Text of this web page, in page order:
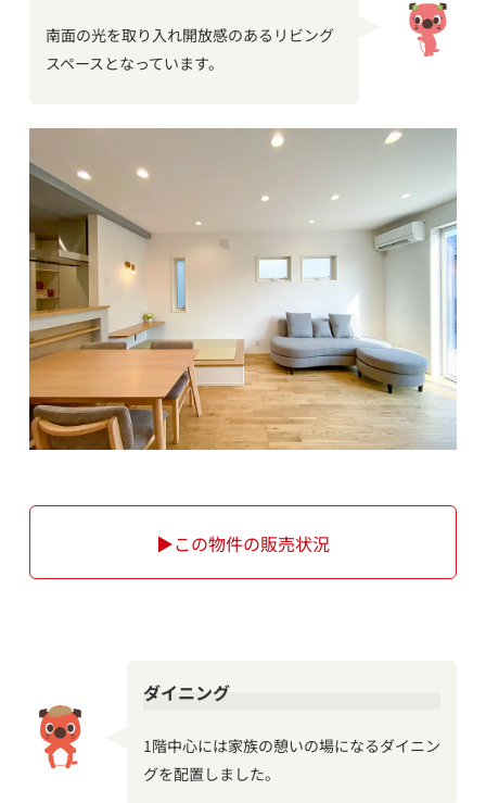
南面の光を取り入れ開放感のあるリビング
スペースとなっています。
▶この物件の販売状況
ダイニング
1階中心には家族の憩いの場になるダイニン
グを配置しました。